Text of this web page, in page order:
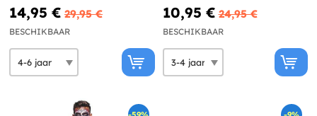
14,95 € 29,95 €
BESCHIKBAAR
10,95 € 24,95 €
BESCHIKBAAR